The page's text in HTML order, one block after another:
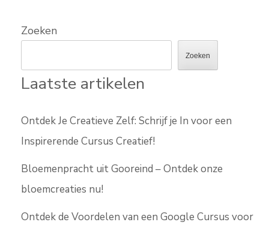
Zoeken
Zoeken
Laatste artikelen
Ontdek Je Creatieve Zelf: Schrijf je In voor een
Inspirerende Cursus Creatief!
Bloemenpracht uit Gooreind – Ontdek onze
bloemcreaties nu!
Ontdek de Voordelen van een Google Cursus voor